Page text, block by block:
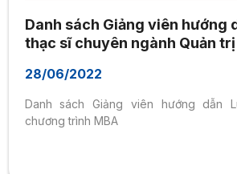
Danh sách Giảng viên hướng
thạc sĩ chuyên ngành Quản
28/06/2022
Danh sách Giảng viên hướng dẫn
chương trình MBA